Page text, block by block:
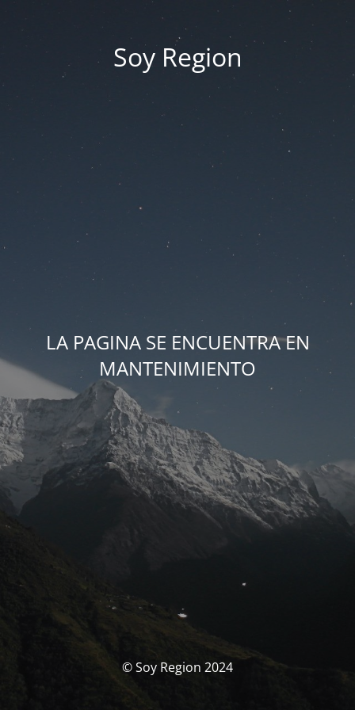
Soy Region
LA PAGINA SE ENCUENTRA EN
MANTENIMIENTO
© Soy Region 2024